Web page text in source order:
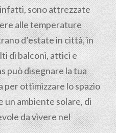
sono attrezzate
alle temperature
d’estate in città, in
di balconi, attici e
può disegnare la tua
ottimizzare lo spazio
un ambiente solare, di
da vivere nel